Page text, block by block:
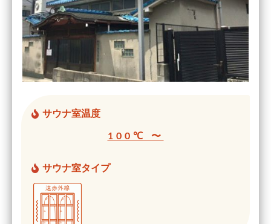
サウナ室温度
100℃ 〜
サウナ室タイプ